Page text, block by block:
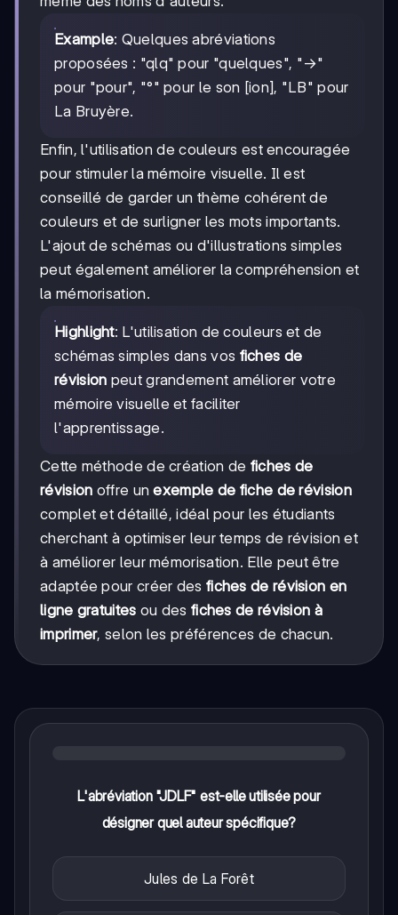
Example: Quelques abréviations
proposées : "qlq" pour "quelques", "→"
pour "pour", "°" pour le son [ion], "LB" pour
La Bruyère.
Enfin, l'utilisation de couleurs est encouragée
pour stimuler la mémoire visuelle. Il est
conseillé de garder un thème cohérent de
couleurs et de surligner les mots importants.
L'ajout de schémas ou d'illustrations simples
peut également améliorer la compréhension et
la mémorisation.
Highlight: L'utilisation de couleurs et de
schémas simples dans vos fiches de
révision peut grandement améliorer votre
mémoire visuelle et faciliter
l'apprentissage.
Cette méthode de création de fiches de
révision offre unexemple de fiche de révision
complet et détaillé, idéal pour les étudiants
cherchant à optimiser leur temps de révision et
à améliorer leur mémorisation. Elle peut être
adaptée pour créer des fiches de révision en
ligne gratuites ou des fiches de révision à
imprimer, selon les préférences de chacun.
L'abréviation "JDLF" est-elle utilisée pour
désigner quel auteur spécifique?
Jules de La Forêt